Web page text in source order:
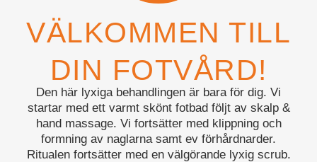
VÄLKOMMEN TILL
DIN FOTVÅRD!
Den här lyxiga behandlingen är bara för dig. Vi
startar med ett varmt skönt fotbad följt av skalp &
hand massage. Vi fortsätter med klippning och
formning av naglarna samt ev förhårdnarder.
Ritualen fortsätter med en välgörande lyxig scrub.